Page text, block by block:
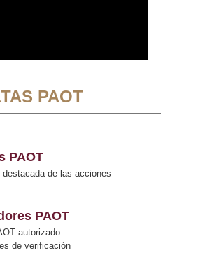
PAOT
PAOT
destacada de las acciones
PAOT
autorizado
de verificación